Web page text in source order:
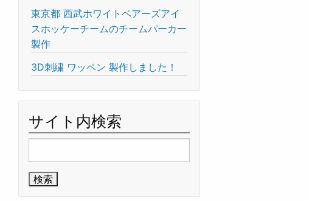
東京都 西武ホワイトベアーズアイ
スホッケーチームのチームパーカー
製作
3D刺繍 ワッペン 製作しました！
サイト内検索
索: